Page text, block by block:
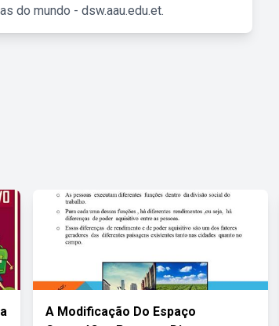
do mundo - dsw.aau.edu.et.
A Modificação Do Espaço